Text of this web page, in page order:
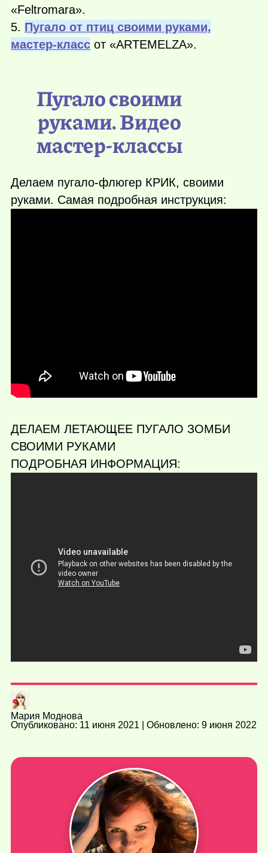
«Feltromara».
5. Пугало от птиц своими руками,
мастер-класс от «ARTEMELZA».
Пугало своими
руками. Видео
мастер-классы
Делаем пугало-флюгер КРИК, своими
руками. Самая подробная инструкция:
ДЕЛАЕМ ЛЕТАЮЩЕЕ ПУГАЛО ЗОМБИ
СВОИМИ РУКАМИ
ПОДРОБНАЯ ИНФОРМАЦИЯ:
Мария Моднова
Опубликовано: 11 июня 2021 | Обновлено: 9 июня 2022